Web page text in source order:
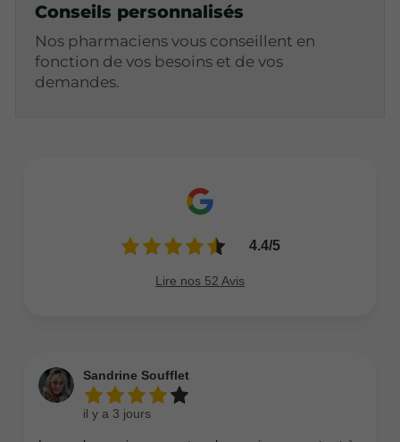
Conseils personnalisés
Nos pharmaciens vous conseillent en
fonction de vos besoins et de vos
demandes.